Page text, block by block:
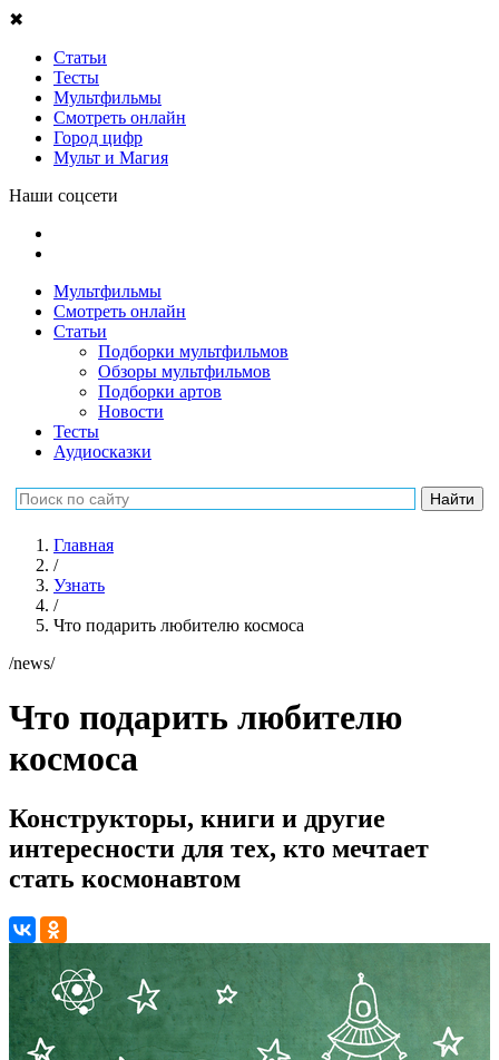
✖
Статьи
Тесты
Мультфильмы
Смотреть онлайн
Город цифр
Мульт и Магия
Наши соцсети
Мультфильмы
Смотреть онлайн
Статьи
Подборки мультфильмов
Обзоры мультфильмов
Подборки артов
Новости
Тесты
Аудиосказки
Главная
/
Узнать
/
Что подарить любителю космоса
/news/
Что подарить любителю
космоса
Конструкторы, книги и другие
интересности для тех, кто мечтает
стать космонавтом